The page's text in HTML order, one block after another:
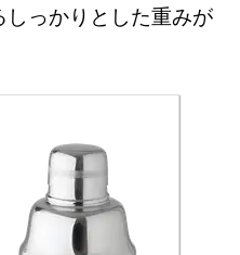
っかりとした重みが